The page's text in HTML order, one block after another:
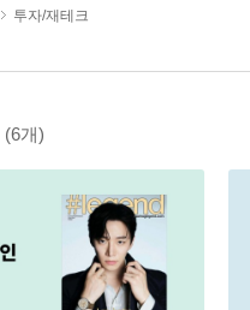
투자/재테크
(6개)